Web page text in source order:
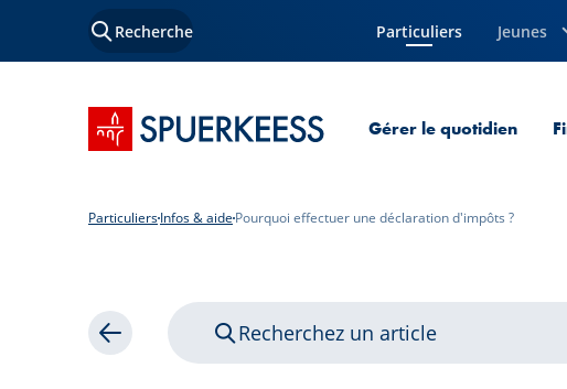
Recherche Particuliers
Page courante Jeunes
Accueil SPUERKEESS Gérer le quotidien
ParticuliersInfos & aide Pourquoi effectuer une déclaration d'impôts ?
Retour Recherchez un article